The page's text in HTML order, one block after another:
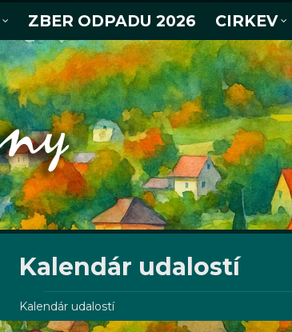
ZBER ODPADU 2026 CIRKEV
Kalendár udalostí
Kalendár udalostí